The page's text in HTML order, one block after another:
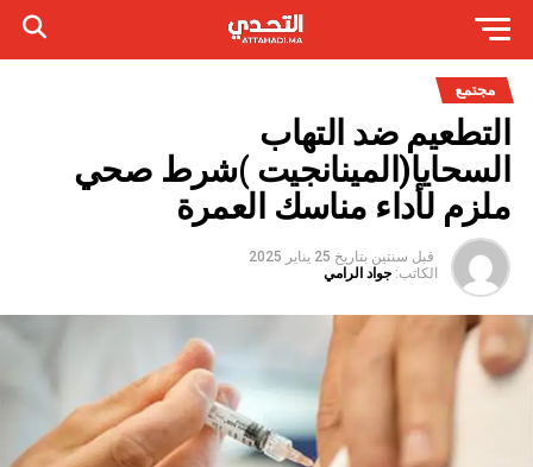
مجتمع
التطعيم ضد التهاب
السحايا(المينانجيت )شرط صحي
ملزم لأداء مناسك العمرة
قبل سنتين بتاريخ 25 يناير 2025
الكاتب: جواد الرامي